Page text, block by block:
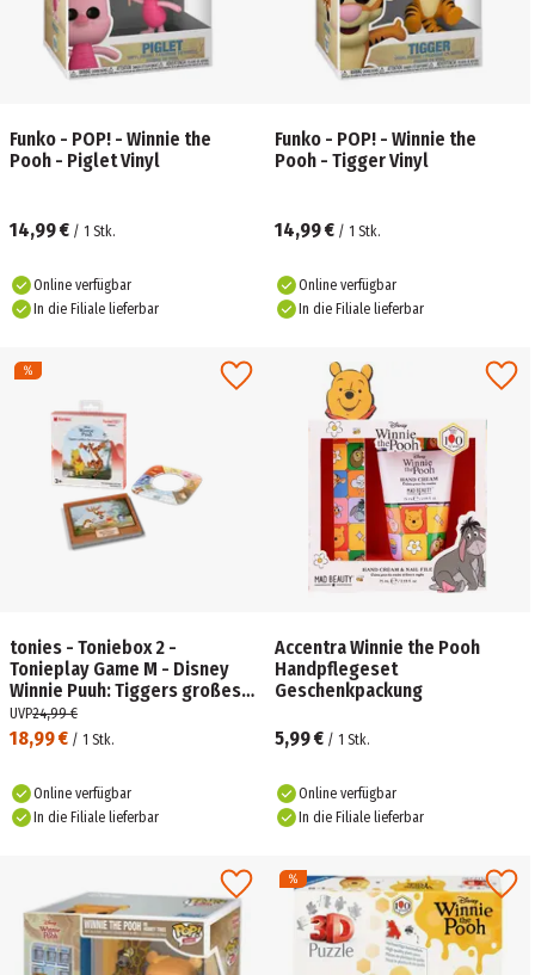
Funko - POP! - Winnie the
Pooh - Piglet Vinyl
14,99 € / 1 Stk.
Online verfügbar
In die Filiale lieferbar
Funko - POP! - Winnie the
Pooh - Tigger Vinyl
14,99 € / 1 Stk.
Online verfügbar
In die Filiale lieferbar
tonies - Toniebox 2 -
Tonieplay Game M - Disney
Winnie Puuh: Tiggers großes
Durcheinander
18,99 € / 1 Stk.
UVP24,99 €
Online verfügbar
In die Filiale lieferbar
Accentra Winnie the Pooh
Handpflegeset
Geschenkpackung
5,99 € / 1 Stk.
Online verfügbar
In die Filiale lieferbar